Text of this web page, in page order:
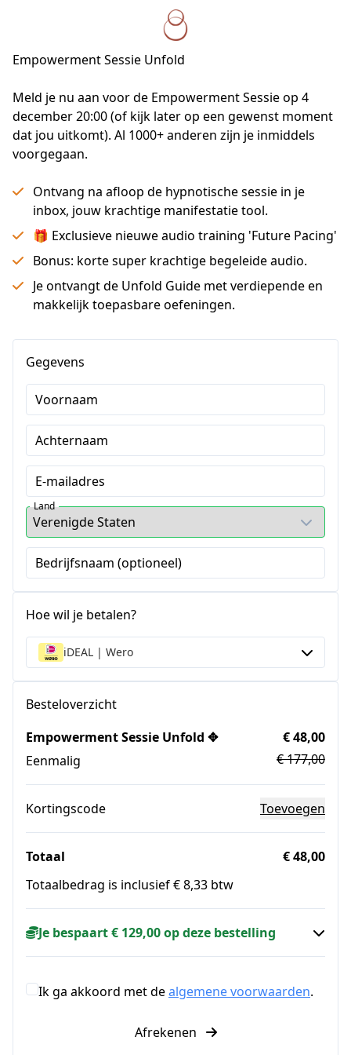
Empowerment Sessie Unfold
Meld je nu aan voor de Empowerment Sessie op 4
december 20:00 (of kijk later op een gewenst moment
dat jou uitkomt). Al 1000+ anderen zijn je inmiddels
voorgegaan.
Ontvang na afloop de hypnotische sessie in je
inbox, jouw krachtige manifestatie tool.
🎁 Exclusieve nieuwe audio training 'Future Pacing'
Bonus: korte super krachtige begeleide audio.
Je ontvangt de Unfold Guide met verdiepende en
makkelijk toepasbare oefeningen.
Gegevens
Voornaam
Achternaam
E-mailadres
Land
Bedrijfsnaam (optioneel)
Hoe wil je betalen?
iDEAL | Wero
Besteloverzicht
Empowerment Sessie Unfold ✥
Eenmalig
€ 48,00
€ 177,00
Kortingscode Toevoegen
Totaal
€ 48,00
Totaalbedrag is inclusief € 8,33 btw
Je bespaart € 129,00 op deze bestelling
Ik ga akkoord met dealgemene voorwaarden.
Afrekenen